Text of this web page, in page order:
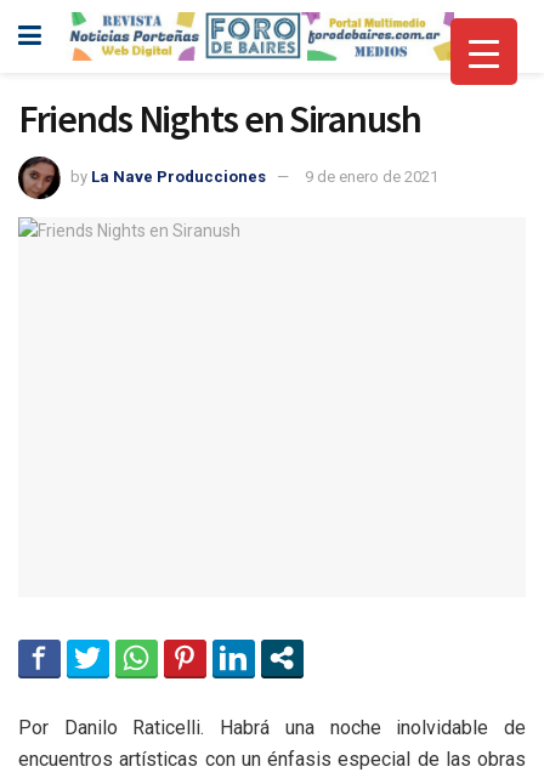
Friends Nights en Siranush
by La Nave Producciones 9 de enero de 2021
Por Danilo Raticelli. Habrá una noche inolvidable de
encuentros artísticas con un énfasis especial de las obras